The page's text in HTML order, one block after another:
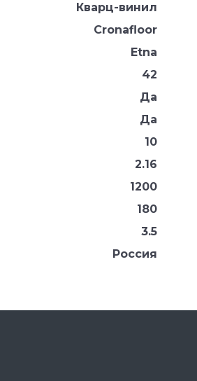
Кварц-винил
Cronafloor
Etna
42
Да
Да
10
2.16
1200
180
3.5
Россия